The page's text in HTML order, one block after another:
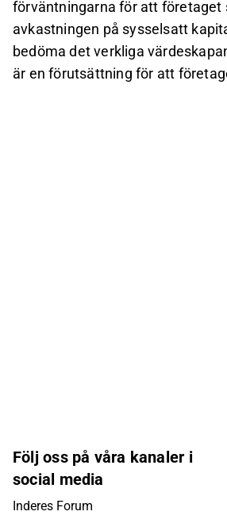
förväntningarna för att företaget
avkastningen på sysselsatt
bedöma det verkliga
är en förutsättning för att
Följ oss på våra kanaler i
social media
Inderes Forum